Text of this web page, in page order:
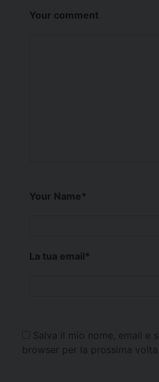
Your comment
Your Name*
La tua email*
Salva il mio nome, email e
browser per la prossima